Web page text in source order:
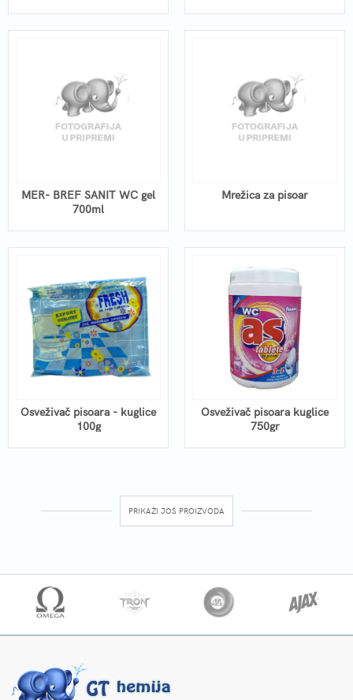
MER- BREF SANIT WC gel
700ml
Mrežica za pisoar
Osveživač pisoara - kuglice
100g
Osveživač pisoara kuglice
750gr
PRIKAŽI JOŠ PROIZVODA